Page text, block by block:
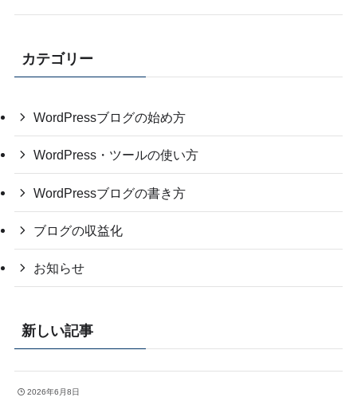
カテゴリー
WordPressブログの始め方
WordPress・ツールの使い方
WordPressブログの書き方
ブログの収益化
お知らせ
新しい記事
2026年6月8日